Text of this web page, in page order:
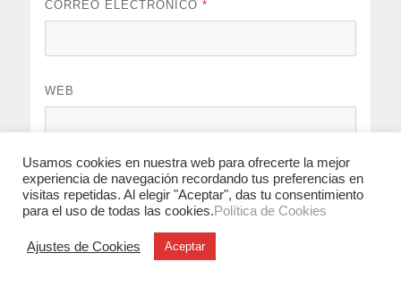
CORREO ELECTRÓNICO*
WEB
Guarda mi nombre, correo electrónico y web en este
navegador para la próxima vez que comente.
Usamos cookies en nuestra web para ofrecerte la mejor
experiencia de navegación recordando tus preferencias en
visitas repetidas. Al elegir "Aceptar", das tu consentimiento
para el uso de todas las cookies.Política de Cookies
Ajustes de Cookies Aceptar